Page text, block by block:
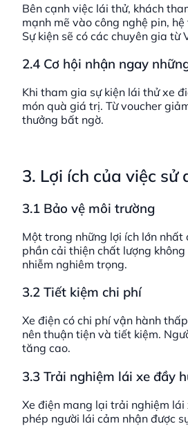
Bên cạnh việc lái thử, khách
mạnh mẽ vào công nghệ pin,
Sự kiện sẽ có các chuyên gia
2.4 Cơ hội nhận ngay
Khi tham gia sự kiện lái thử xe
món quà giá trị. Từ voucher
thưởng bất ngờ.
3. Lợi ích của việc sử
3.1 Bảo vệ môi trường
Một trong những lợi ích lớn
phần cải thiện chất lượng
nhiễm nghiêm trọng.
3.2 Tiết kiệm chi phí
Xe điện có chi phí vận hành
nên thuận tiện và tiết kiệm.
tăng cao.
3.3 Trải nghiệm lái xe đầy
Xe điện mang lại trải nghiệm
phép người lái cảm nhận được